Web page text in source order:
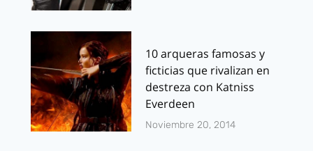
10 arqueras famosas y
ficticias que rivalizan en
destreza con Katniss
Everdeen
Noviembre 20, 2014